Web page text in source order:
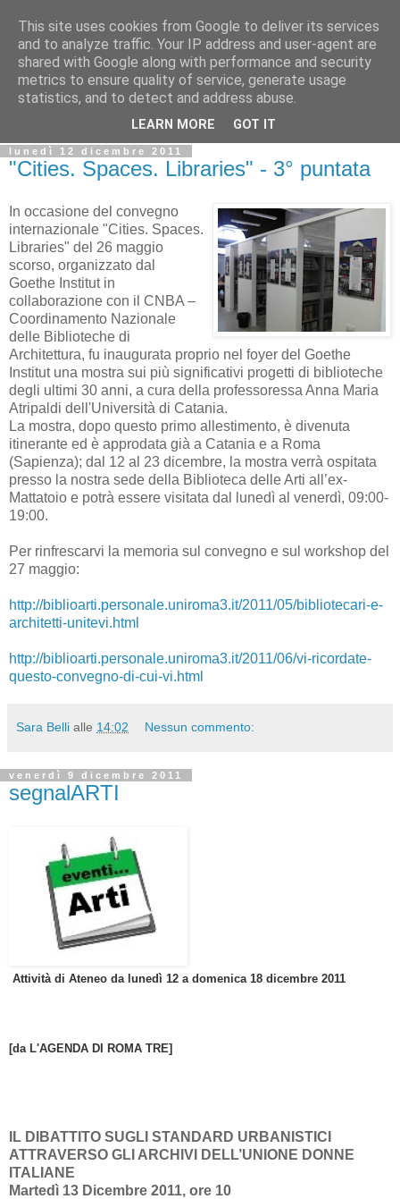
Biblio@rti in
Il Blog della Biblioteca di Area delle arti per condividere
informazioni iniziative incontri
lunedì 12 dicembre 2011
"Cities. Spaces. Libraries" - 3° puntata
In occasione del convegno
internazionale "Cities. Spaces.
Libraries" del 26 maggio
scorso, organizzato dal
Goethe Institut in
collaborazione con il CNBA –
Coordinamento Nazionale
delle Biblioteche di
Architettura, fu inaugurata proprio nel foyer del Goethe
Institut una mostra sui più significativi progetti di biblioteche
degli ultimi 30 anni, a cura della professoressa Anna Maria
Atripaldi dell'Università di Catania.
La mostra, dopo questo primo allestimento, è divenuta
itinerante ed è approdata già a Catania e a Roma
(Sapienza); dal 12 al 23 dicembre, la mostra verrà ospitata
presso la nostra sede della Biblioteca delle Arti all’ex-
Mattatoio e potrà essere visitata dal lunedì al venerdì, 09:00-
19:00.
Per rinfrescarvi la memoria sul convegno e sul workshop del
27 maggio:
http://biblioarti.personale.uniroma3.it/2011/05/bibliotecari-e-
architetti-unitevi.html
http://biblioarti.personale.uniroma3.it/2011/06/vi-ricordate-
questo-convegno-di-cui-vi.html
Sara Belli alle 14:02 Nessun commento:
venerdì 9 dicembre 2011
segnalARTI
Attività di Ateneo da lunedì 12 a domenica 18 dicembre 2011
[da L'AGENDA DI ROMA TRE]
IL DIBATTITO SUGLI STANDARD URBANISTICI
ATTRAVERSO GLI ARCHIVI DELL’UNIONE DONNE
ITALIANE
Martedì 13 Dicembre 2011, ore 10
This site uses cookies from Google to deliver its services
and to analyze traffic. Your IP address and user-agent are
shared with Google along with performance and security
metrics to ensure quality of service, generate usage
statistics, and to detect and address abuse.
LEARN MORE GOT IT